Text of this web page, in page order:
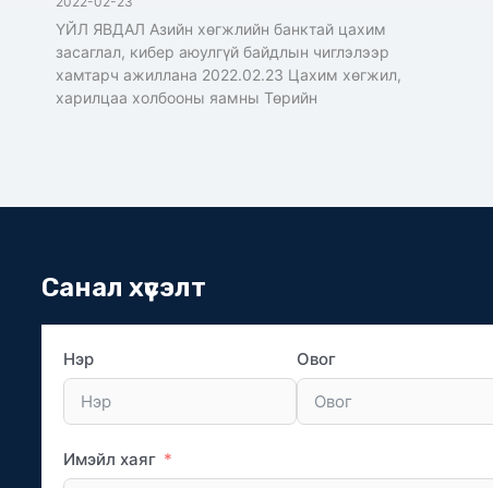
ҮЙЛ ЯВДАЛ Азийн хөгжлийн банктай цахим
засаглал, кибер аюулгүй байдлын чиглэлээр
хамтарч ажиллана 2022.02.23 Цахим хөгжил,
харилцаа холбооны яамны Төрийн
Санал хүсэлт
Нэр Овог
Имэйл хаяг